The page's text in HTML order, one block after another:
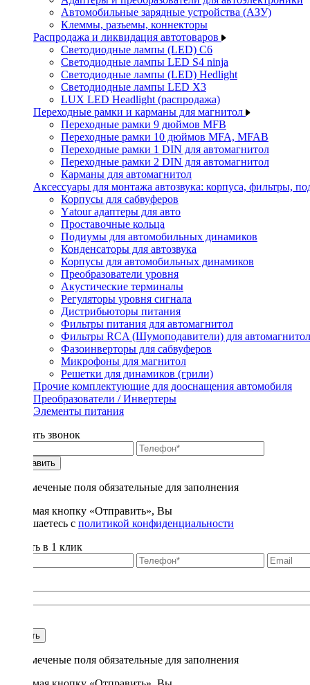
Автомобильные зарядные устройства (АЗУ)
Клеммы, разъемы, коннекторы
Распродажа и ликвидация автотоваров
Светодиодные лампы (LED) C6
Светодиодные лампы LED S4 ninja
Светодиодные лампы (LED) Hedlight
Светодиодные лампы LED X3
LUX LED Headlight (распродажа)
Переходные рамки и карманы для магнитол
Переходные рамки 9 дюймов MFB
Переходные рамки 10 дюймов MFA, MFAB
Переходные рамки 1 DIN для автомагнитол
Переходные рамки 2 DIN для автомагнитол
Карманы для автомагнитол
Аксессуары для монтажа автозвука: корпуса, фильтры,
Корпусы для сабвуферов
Yаtour адаптеры для авто
Проставочные кольца
Подиумы для автомобильных динамиков
Конденсаторы для автозвука
Корпусы для автомобильных динамиков
Преобразователи уровня
Акустические терминалы
Регуляторы уровня сигнала
Дистрибьюторы питания
Фильтры питания для автомагнитол
Фильтры RCA (Шумоподавители) для автомагнитол
Фазоинверторы для сабвуферов
Микрофоны для магнитол
Решетки для динамиков (грили)
Прочие комплектующие для дооснащения автомобиля
Преобразователи / Инвертеры
Элементы питания
Заказать звонок
Отправить
* - отмеченые поля обязательные для заполнения
Нажимая кнопку «Отправить», Вы
соглашаетесь с политикой конфиденциальности
Купить в 1 клик
Купить
* - отмеченые поля обязательные для заполнения